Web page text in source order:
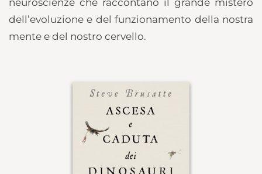
neuroscienze che raccontano il grande mistero
dell’evoluzione e del funzionamento della nostra
mente e del nostro cervello.